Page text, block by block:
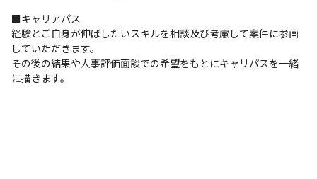
■キャリアパス
経験とご自身が伸ばしたいスキルを相談及び考慮して案件に参画
していただきます。
その後の結果や人事評価面談での希望をもとにキャリパスを一緒
に描きます。